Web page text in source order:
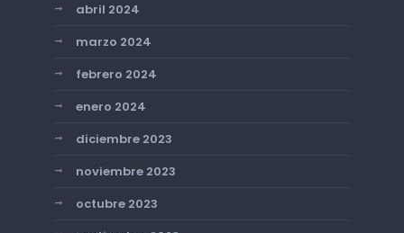
abril 2024
marzo 2024
febrero 2024
enero 2024
diciembre 2023
noviembre 2023
octubre 2023